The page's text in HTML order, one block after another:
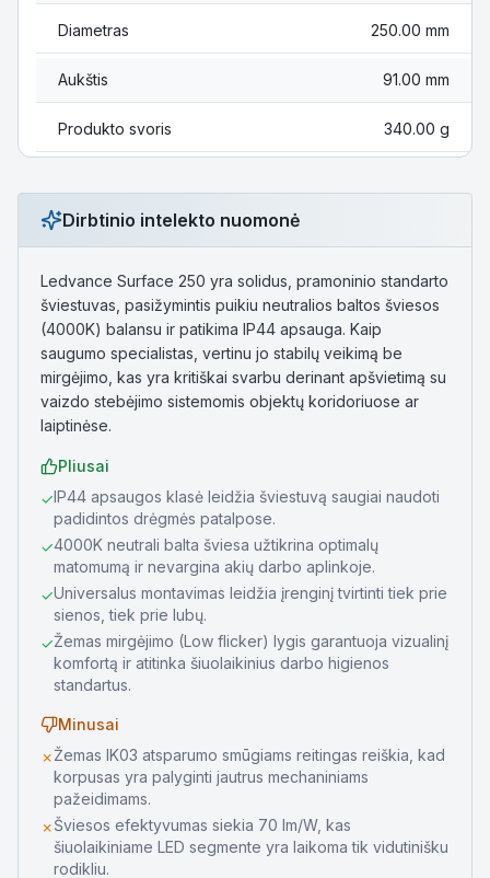
Diametras 250.00 mm
Aukštis 91.00 mm
Produkto svoris 340.00 g
Dirbtinio intelekto nuomonė
Ledvance Surface 250 yra solidus, pramoninio standarto
šviestuvas, pasižymintis puikiu neutralios baltos šviesos
(4000K) balansu ir patikima IP44 apsauga. Kaip
saugumo specialistas, vertinu jo stabilų veikimą be
mirgėjimo, kas yra kritiškai svarbu derinant apšvietimą su
vaizdo stebėjimo sistemomis objektų koridoriuose ar
laiptinėse.
Pliusai
✓IP44 apsaugos klasė leidžia šviestuvą saugiai naudoti
padidintos drėgmės patalpose.
✓4000K neutrali balta šviesa užtikrina optimalų
matomumą ir nevargina akių darbo aplinkoje.
✓Universalus montavimas leidžia įrenginį tvirtinti tiek prie
sienos, tiek prie lubų.
✓Žemas mirgėjimo (Low flicker) lygis garantuoja vizualinį
komfortą ir atitinka šiuolaikinius darbo higienos
standartus.
Minusai
✗Žemas IK03 atsparumo smūgiams reitingas reiškia, kad
korpusas yra palyginti jautrus mechaniniams
pažeidimams.
✗Šviesos efektyvumas siekia 70 lm/W, kas
šiuolaikiniame LED segmente yra laikoma tik vidutinišku
rodikliu.